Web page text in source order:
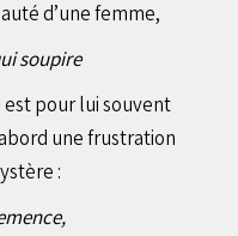
d’une femme,
soupire
pour lui souvent
une frustration
: